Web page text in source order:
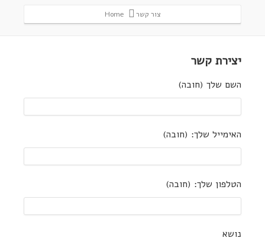
צור קשר Home
יצירת קשר
השם שלך (חובה)
האימייל שלך: (חובה)
הטלפון שלך: (חובה)
נושא